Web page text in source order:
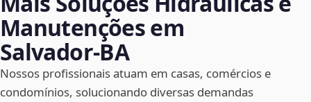
Manutenções em
Salvador‑BA
Nossos profissionais atuam em casas, comércios e
condomínios, solucionando diversas demandas